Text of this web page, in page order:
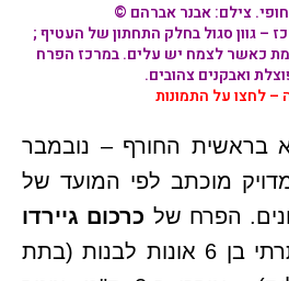
חופי. צילם: אבנר אברהם ©
– גוון סגול בחלק התחתון של העטיף ;
כאשר לצמח יש עלים. במרכז הפרח
ואבקנים צהובים.
– לחצו על התמונות
בראשית החורף – נובמבר
מוכתב לפי המועד של
הפרח של כרכום גיירדו
נכון, בעל עטיף כותרתי בן 6 אונות לבנות (בתת